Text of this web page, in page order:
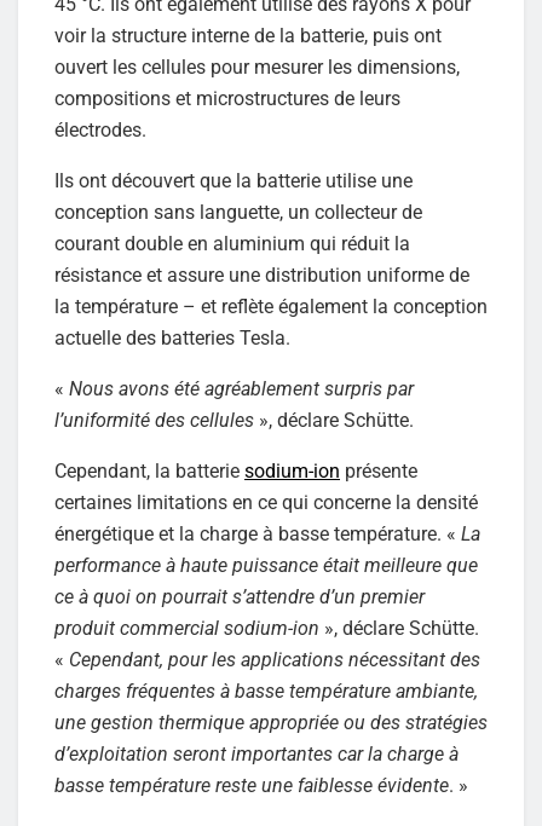
voir la structure interne de la batterie, puis ont
ouvert les cellules pour mesurer les dimensions,
compositions et microstructures de leurs
électrodes.
Ils ont découvert que la batterie utilise une
conception sans languette, un collecteur de
courant double en aluminium qui réduit la
résistance et assure une distribution uniforme de
la température – et reflète également la conception
actuelle des batteries Tesla.
« Nous avons été agréablement surpris par
l’uniformité des cellules », déclare Schütte.
Cependant, la batterie sodium-ion présente
certaines limitations en ce qui concerne la densité
énergétique et la charge à basse température. « La
performance à haute puissance était meilleure que
ce à quoi on pourrait s’attendre d’un premier
produit commercial sodium-ion », déclare Schütte.
« Cependant, pour les applications nécessitant des
charges fréquentes à basse température ambiante,
une gestion thermique appropriée ou des stratégies
d’exploitation seront importantes car la charge à
basse température reste une faiblesse évidente. »